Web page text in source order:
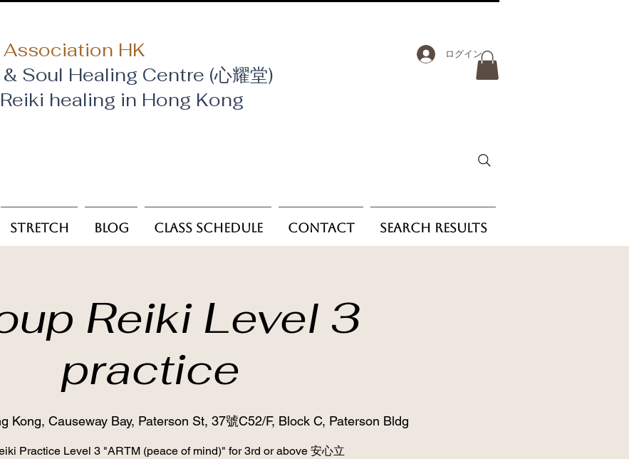
HK
Soul Healing Centre (心耀堂)
healing in Hong Kong
ログイン
Stretch Blog Class Schedule Contact Search Results
Reiki Level 3
practice
Kong, Causeway Bay, Paterson St, 37號C52/F, Block C, Paterson Bldg
Practice Level 3 "ARTM (peace of mind)" for 3rd or above 安心立